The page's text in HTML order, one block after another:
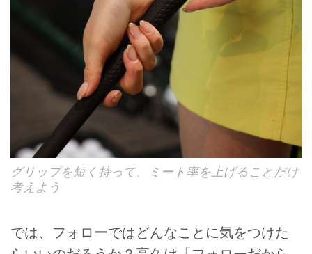
グリップを短く持って、ミート率を上げることだけ
考えよう
では、フォローではどんなことに気をつけた